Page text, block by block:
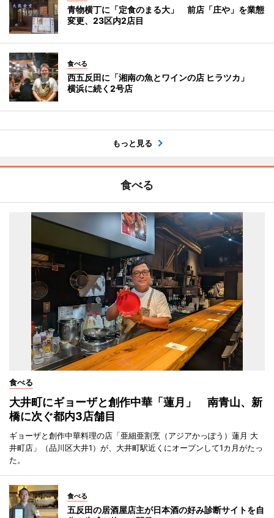
青物横丁に「定食のまる大」 前店「庄や」を業態
変更、23区内2店目
食べる
西五反田に「湘南の魚とワインの店 ヒラツカ」
横浜に続く2号店
もっと見る
食べる
食べる
大井町にギョーザと創作中華「蓮月」 南青山、新
橋に次ぐ都内3店舗目
ギョーザと創作中華料理の店「亜細亜割烹（アジアかっぽう）蓮月 大
井町店」（品川区大井1）が、大井町駅近くにオープンして1カ月がたっ
た。
食べる
五反田の居酒屋店主が日本酒の好み診断サイトを自